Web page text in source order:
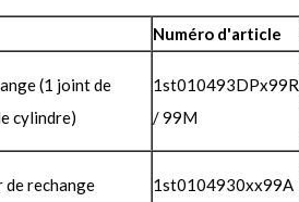
Numéro d'article
(1 joint de
cylindre)
1st010493DPx99R
/ 99M
de rechange 1st0104930xx99A